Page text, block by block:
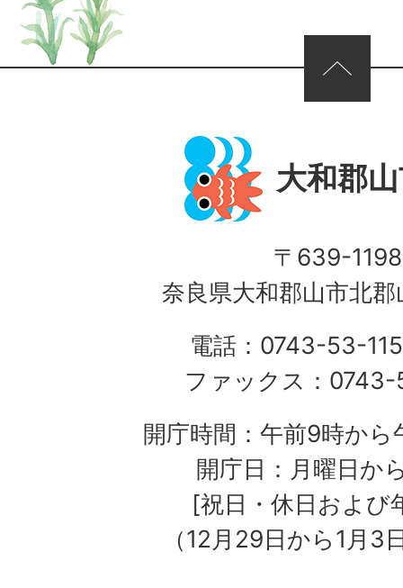
ページの先頭へ
大和郡
〒639-1198
奈良県大和郡山市北
電話：0743-53-
ファックス：
開庁時間：午前9時か
開庁日：月曜日か
[祝日・休日および
（12月29日から1月3